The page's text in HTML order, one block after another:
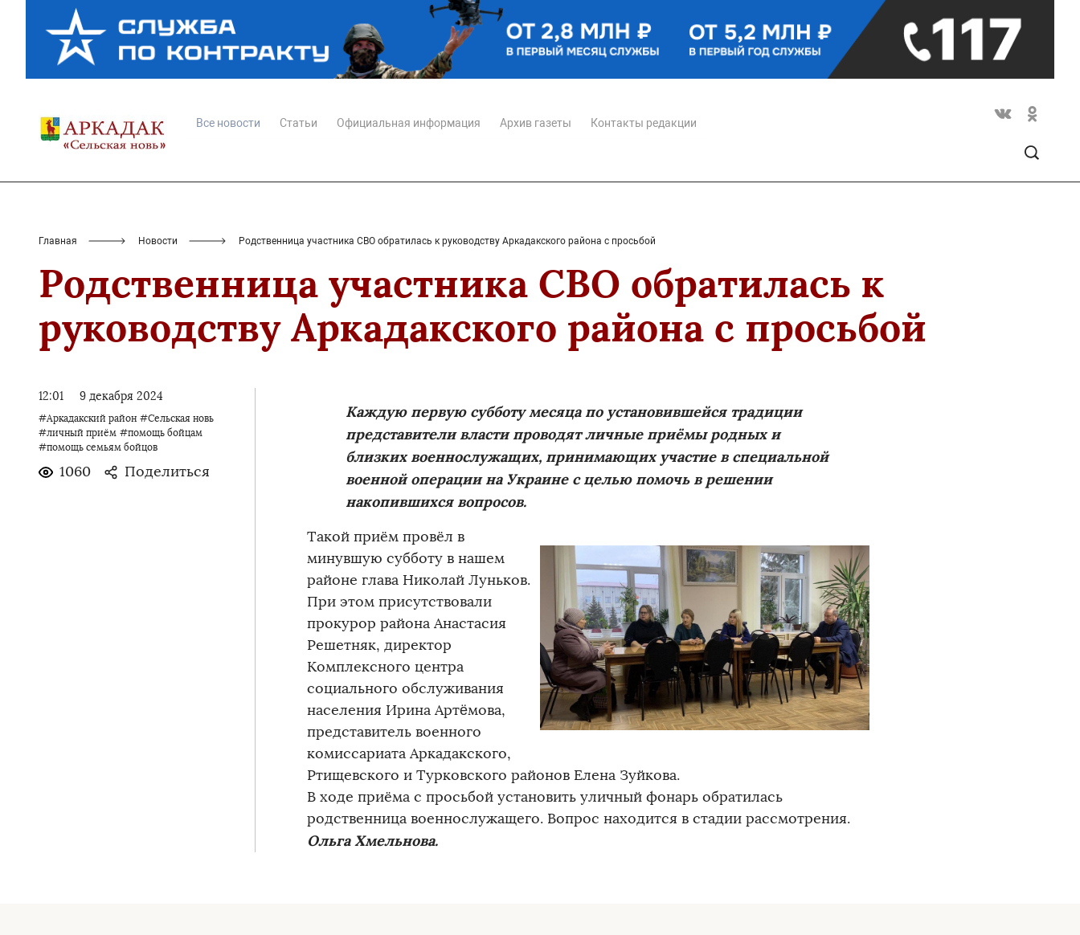
Все новости Статьи Официальная информация Архив газеты Контакты редакции
Главная Новости Родственница участника СВО обратилась к руководству Аркадакского района с просьбой
Родственница участника СВО обратилась к
руководству Аркадакского района с просьбой
12:01 9 декабря 2024
#Аркадакский район #Сельская новь
#личный приём #помощь бойцам
#помощь семьям бойцов
1060 Поделиться
Каждую первую субботу месяца по установившейся традиции
представители власти проводят личные приёмы родных и
близких военнослужащих, принимающих участие в специальной
военной операции на Украине с целью помочь в решении
накопившихся вопросов.
Такой приём провёл в
минувшую субботу в нашем
районе глава Николай Луньков.
При этом присутствовали
прокурор района Анастасия
Решетняк, директор
Комплексного центра
социального обслуживания
населения Ирина Артëмова,
представитель военного
комиссариата Аркадакского,
Ртищевского и Турковского районов Елена Зуйкова.
В ходе приёма с просьбой установить уличный фонарь обратилась
родственница военнослужащего. Вопрос находится в стадии рассмотрения.
Ольга Хмельнова.